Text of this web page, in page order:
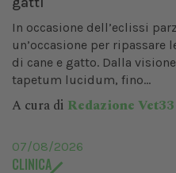
In occasione dell’eclissi
un’occasione per
di cane e gatto. Dalla
tapetum lucidum, fino...
A cura di Redazione Vet33
07/08/2026
CLINICA